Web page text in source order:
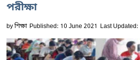
পরীক্ষা
byশিক্ষা Published: 10 June 2021 Last